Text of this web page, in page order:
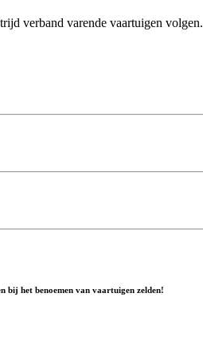
verband varende vaartuigen volgen.
het benoemen van vaartuigen zelden!